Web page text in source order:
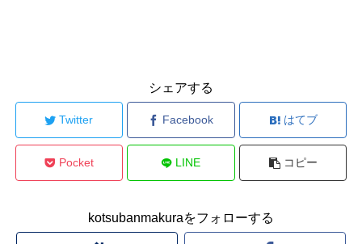
シェアする
Twitter Facebook はてブ
Pocket LINE コピー
kotsubanmakuraをフォローする